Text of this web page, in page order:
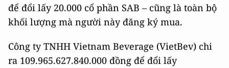
để đổi lấy 20.000 cổ phần SAB – cũng là toàn bộ
khối lượng mà người này đăng ký mua.
Công ty TNHH Vietnam Beverage (VietBev) chi
ra 109.965.627.840.000 đồng để đổi lấy